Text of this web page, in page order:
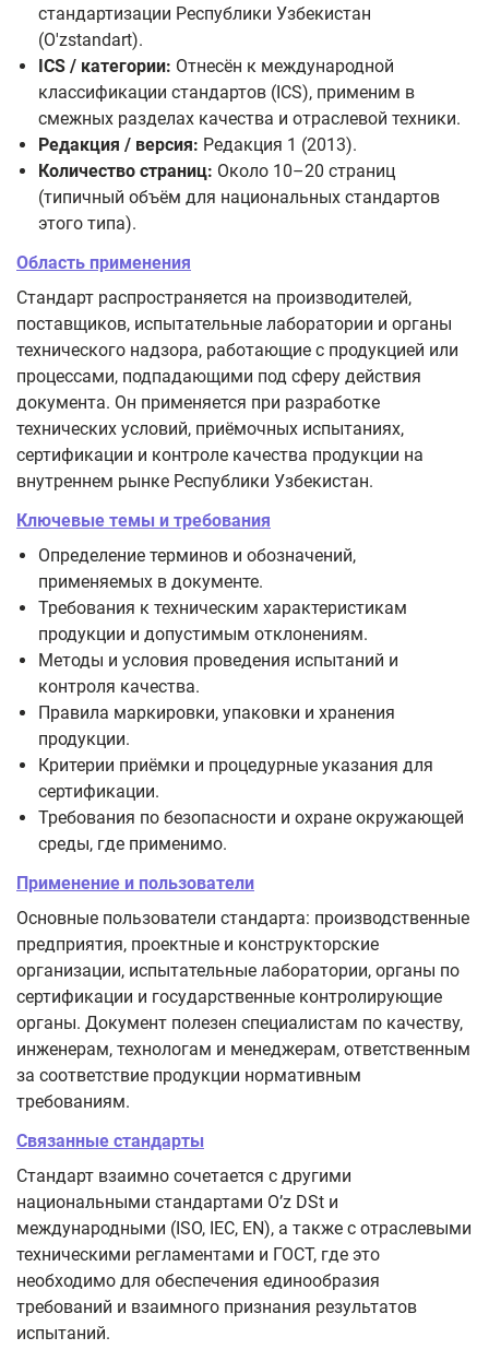
стандартизации Республики Узбекистан
(O'zstandart).
ICS / категории: Отнесён к международной
классификации стандартов (ICS), применим в
смежных разделах качества и отраслевой техники.
Редакция / версия: Редакция 1 (2013).
Количество страниц: Около 10–20 страниц
(типичный объём для национальных стандартов
этого типа).
Область применения
Стандарт распространяется на производителей,
поставщиков, испытательные лаборатории и органы
технического надзора, работающие с продукцией или
процессами, подпадающими под сферу действия
документа. Он применяется при разработке
технических условий, приёмочных испытаниях,
сертификации и контроле качества продукции на
внутреннем рынке Республики Узбекистан.
Ключевые темы и требования
Определение терминов и обозначений,
применяемых в документе.
Требования к техническим характеристикам
продукции и допустимым отклонениям.
Методы и условия проведения испытаний и
контроля качества.
Правила маркировки, упаковки и хранения
продукции.
Критерии приёмки и процедурные указания для
сертификации.
Требования по безопасности и охране окружающей
среды, где применимо.
Применение и пользователи
Основные пользователи стандарта: производственные
предприятия, проектные и конструкторские
организации, испытательные лаборатории, органы по
сертификации и государственные контролирующие
органы. Документ полезен специалистам по качеству,
инженерам, технологам и менеджерам, ответственным
за соответствие продукции нормативным
требованиям.
Связанные стандарты
Стандарт взаимно сочетается с другими
национальными стандартами O’z DSt и
международными (ISO, IEC, EN), а также с отраслевыми
техническими регламентами и ГОСТ, где это
необходимо для обеспечения единообразия
требований и взаимного признания результатов
испытаний.